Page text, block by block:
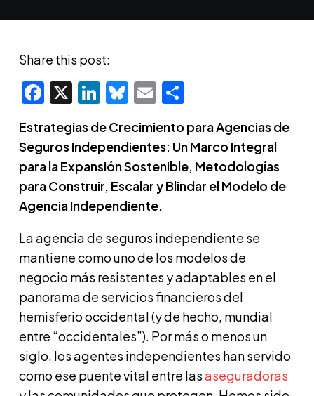
Share this post:
Facebook
X LinkedIn
Bluesky
Email
Estrategias de Crecimiento para Agencias de
Seguros Independientes: Un Marco Integral
para la Expansión Sostenible, Metodologías
para Construir, Escalar y Blindar el Modelo de
Agencia Independiente.
La agencia de seguros independiente se
mantiene como uno de los modelos de
negocio más resistentes y adaptables en el
panorama de servicios financieros del
hemisferio occidental (y de hecho, mundial
entre “occidentales”). Por más o menos un
siglo, los agentes independientes han servido
como ese puente vital entre lasaseguradoras